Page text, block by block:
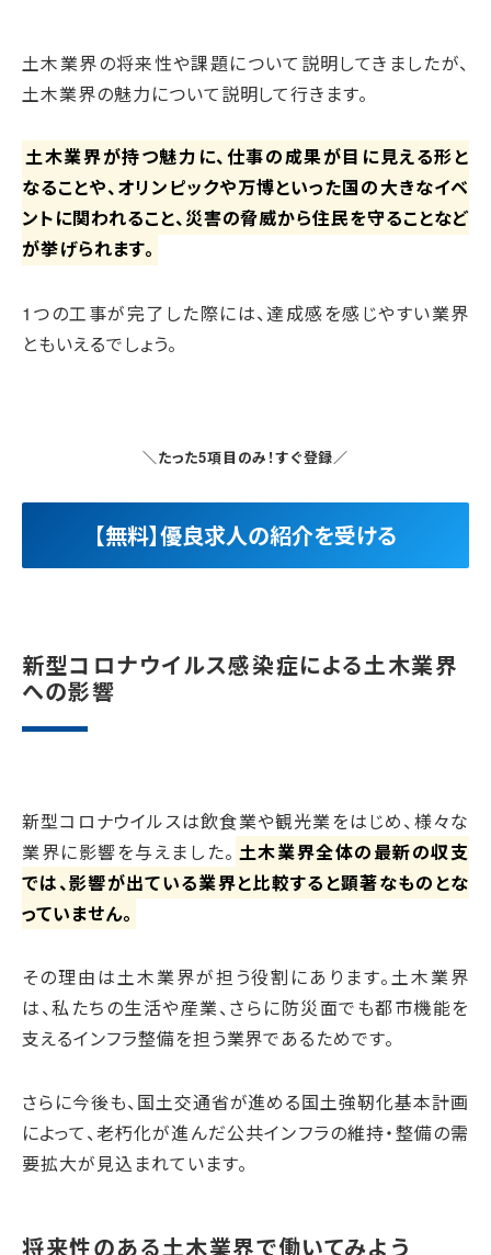
土木業界の将来性や課題について説明してきましたが、
土木業界の魅力について説明して行きます。
土木業界が持つ魅力に、仕事の成果が目に見える形と
なることや、オリンピックや万博といった国の大きなイベ
ントに関われること、災害の脅威から住民を守ることなど
が挙げられます。
1つの工事が完了した際には、達成感を感じやすい業界
ともいえるでしょう。
＼たった5項目のみ！すぐ登録／
【無料】優良求人の紹介を受ける
新型コロナウイルス感染症による土木業界
への影響
新型コロナウイルスは飲食業や観光業をはじめ、様々な
業界に影響を与えました。 土木業界全体の最新の収支
では、影響が出ている業界と比較すると顕著なものとな
っていません。
その理由は土木業界が担う役割にあります。土木業界
は、私たちの生活や産業、さらに防災面でも都市機能を
支えるインフラ整備を担う業界であるためです。
さらに今後も、国土交通省が進める国土強靭化基本計画
によって、老朽化が進んだ公共インフラの維持・整備の需
要拡大が見込まれています。
将来性のある土木業界で働いてみよう